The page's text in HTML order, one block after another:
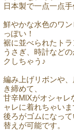
日本製で一点一点
鮮やかな水色のワ
っぽい！
裾に並べられたトラ
うさぎ、時計など
クしちゃう♪
編み上げリボンや
き締めて、
甘辛MIXがオシャレ
ャレに着れちゃいま
後ろがゴムになっ
替えが可能です。